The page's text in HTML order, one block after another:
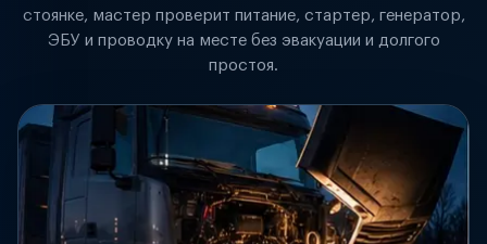
стоянке, мастер проверит питание, стартер, генератор,
ЭБУ и проводку на месте без эвакуации и долгого
простоя.